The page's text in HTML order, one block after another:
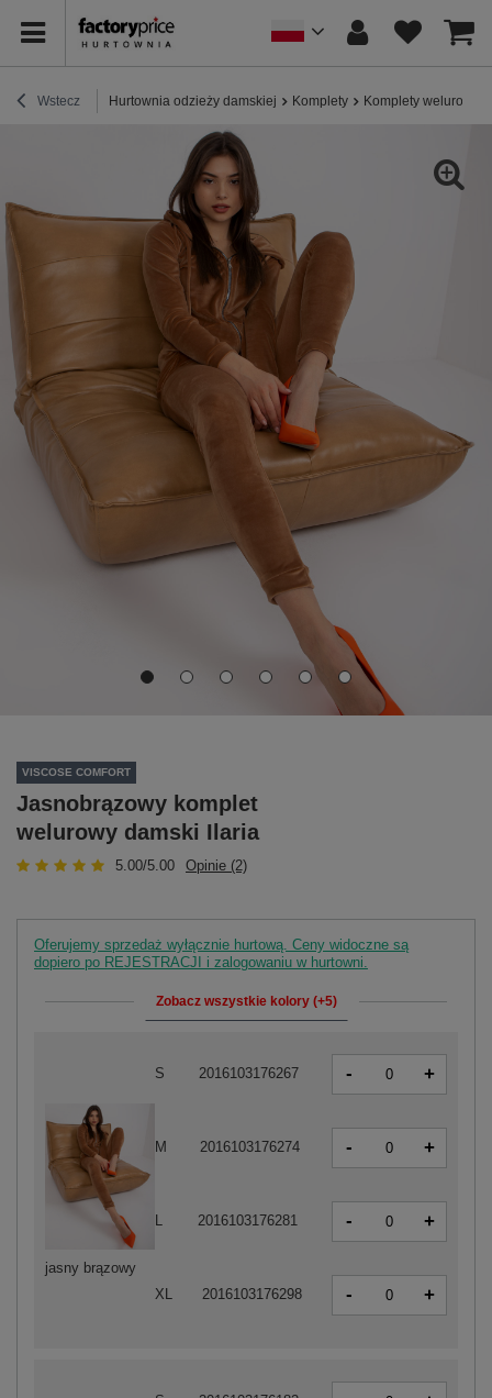
Wstecz Hurtownia odzieży damskiej Komplety Komplety welurowe
VISCOSE COMFORT
Jasnobrązowy komplet
welurowy damski Ilaria
5.00/5.00 Opinie (2)
Oferujemy sprzedaż wyłącznie hurtową. Ceny widoczne są
dopiero po REJESTRACJI i zalogowaniu w hurtowni.
Zobacz wszystkie kolory (+5)
jasny brązowy
S 2016103176267 - +
M 2016103176274 - +
L 2016103176281 - +
XL 2016103176298 - +